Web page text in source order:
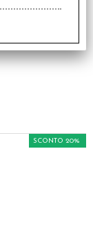
SCONTO 20%